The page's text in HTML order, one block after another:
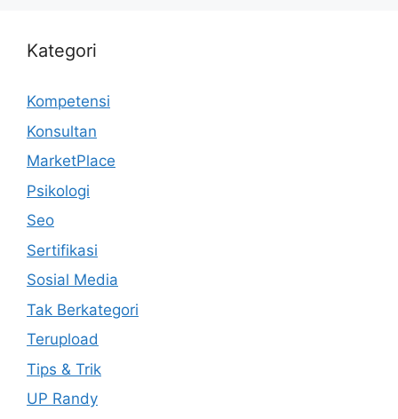
Kategori
Kompetensi
Konsultan
MarketPlace
Psikologi
Seo
Sertifikasi
Sosial Media
Tak Berkategori
Terupload
Tips & Trik
UP Randy